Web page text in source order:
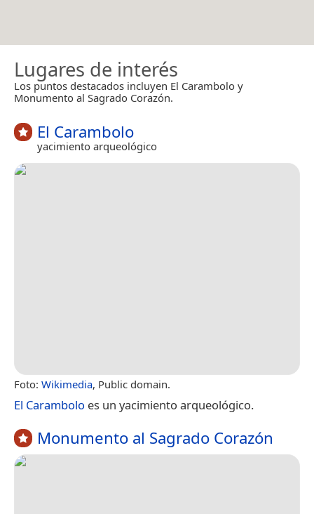
Lugares de interés
Los puntos destacados incluyen El Carambolo y
Monumento al Sagrado Corazón.
El Carambolo
yacimiento arqueológico
Foto: Wikimedia, Public domain.
El Carambolo es un yacimiento arqueológico.
Monumento al Sagrado Corazón